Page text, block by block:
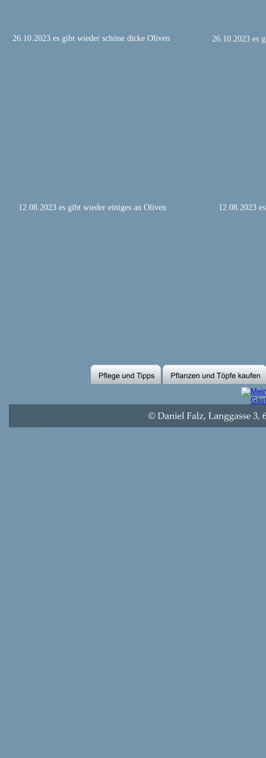
26.10.2023 es gibt wieder schöne dicke Oliven 26.10.2023 es
12.08.2023
12.08.2023 es gibt wieder einiges an Oliven